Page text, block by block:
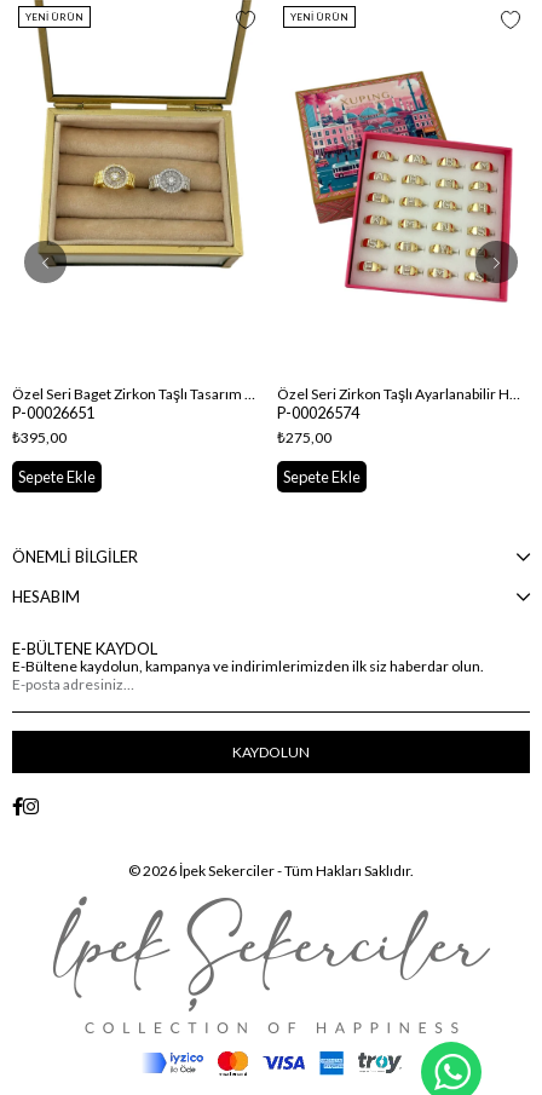
Özel Seri Baget Zirkon Taşlı Tasarım Geçmeli Yüzük
P-00026651
₺395,00
Sepete Ekle
YENI ÜRÜN
Özel Seri Zirkon Taşlı Ayarlanabilir Harf Yüzük
P-00026574
₺275,00
Sepete Ekle
YENI ÜRÜN
ÖNEMLİ BİLGİLER
HESABIM
E-BÜLTENE KAYDOL
E-Bültene kaydolun, kampanya ve indirimlerimizden ilk siz haberdar olun.
KAYDOLUN
© 2026 İpek Sekerciler - Tüm Hakları Saklıdır.